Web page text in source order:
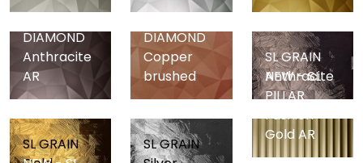
NEW - SL
DIAMOND
Anthracite
AR
NEW - SL
DIAMOND
Copper
brushed
SL GRAIN
Anthracite
SL GRAIN
SL GRAIN
NEW - SL
PILLAR
Fashion
Gold AR